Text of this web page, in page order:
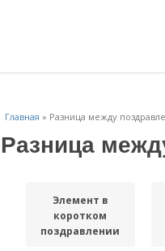
Главная » Разница между
Разница
Элемент в
коротком
поздравлении